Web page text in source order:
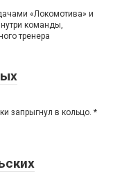
«Локомотива» и
команды,
тренера
запрыгнул в кольцо. *